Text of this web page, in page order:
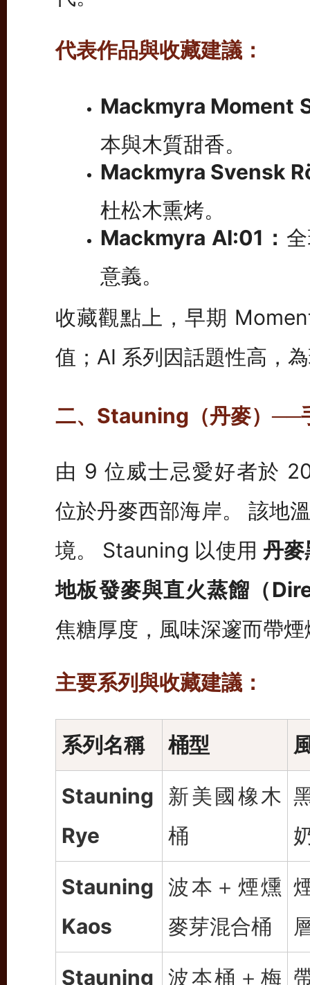
代表作品與收藏建議：
Mackmyra Moment
本與木質甜香。
Mackmyra Svensk
杜松木熏烤。
Mackmyra AI:01：
意義。
收藏觀點上，早期
值；AI 系列因話題性高，
二、Stauning（丹麥）──
由 9 位威士忌愛好者於
位於丹麥西部海岸。 該地
境。 Stauning 以使用 丹
地板發麥與直火蒸餾（
焦糖厚度，風味深邃而帶
主要系列與收藏建議：
系列名稱 桶型
Stauning
Rye
新美國橡木
桶
Stauning
Kaos
波本＋煙燻
麥芽混合桶
Stauning 波本桶＋梅